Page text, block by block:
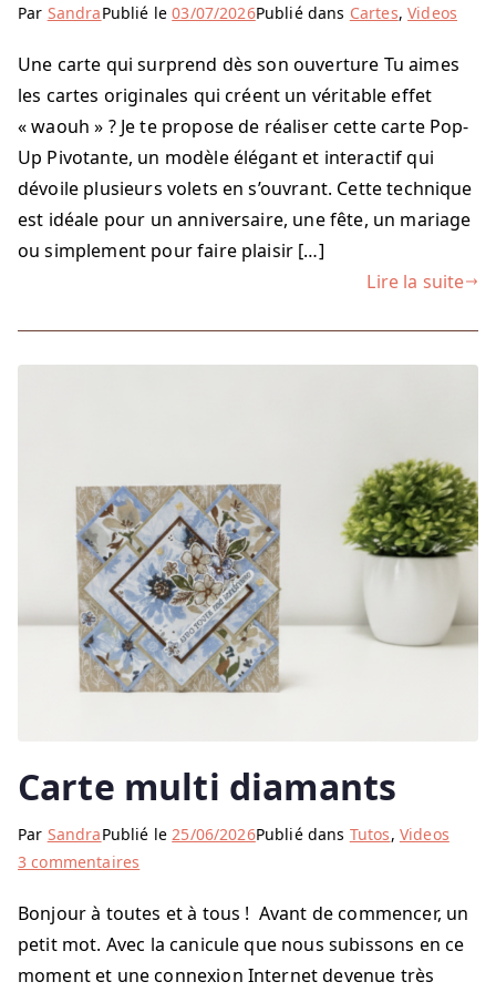
Par SandraPublié le03/07/2026Publié dans Cartes,Videos
Une carte qui surprend dès son ouverture Tu aimes
les cartes originales qui créent un véritable effet
« waouh » ? Je te propose de réaliser cette carte Pop-
Up Pivotante, un modèle élégant et interactif qui
dévoile plusieurs volets en s’ouvrant. Cette technique
est idéale pour un anniversaire, une fête, un mariage
ou simplement pour faire plaisir […]
Lire la suite
Carte multi diamants
Par SandraPublié le 25/06/2026Publié dans Tutos, Videos
3 commentaires
multi
diamants
Bonjour à toutes et à tous ! Avant de commencer, un
petit mot. Avec la canicule que nous subissons en ce
moment et une connexion Internet devenue très